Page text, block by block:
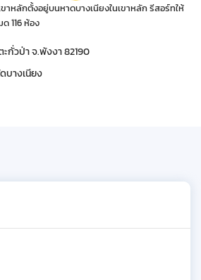
าหลักตั้งอยู่บนหาดบางเนียงในเขาหลัก รีสอร์ทให้
116 ห้อง
กั่วป่า จ.พังงา 82190
บางเนียง